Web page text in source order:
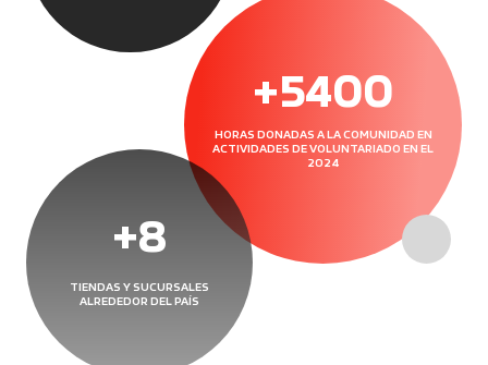
+5400
HORAS DONADAS A LA COMUNIDAD EN
ACTIVIDADES DE VOLUNTARIADO EN EL
2024
+10
TIENDAS Y SUCURSALES
ALREDEDOR DEL PAÍS